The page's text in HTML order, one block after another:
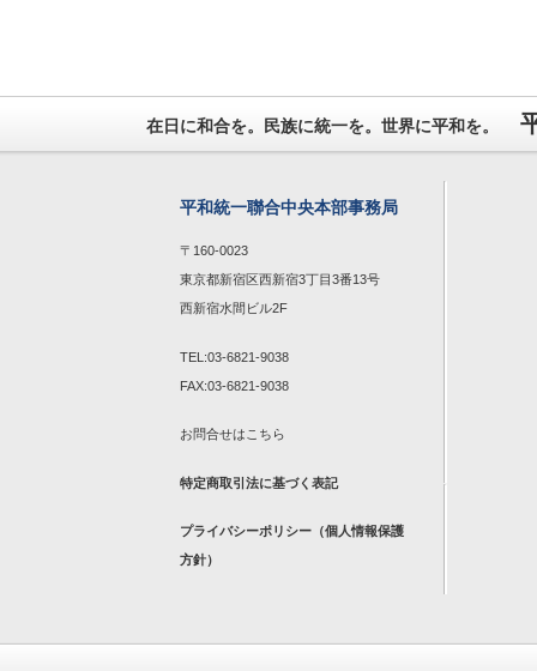
在日に和合を。民族に統一を。世界に平和を。
平和統一聯合中央本部事務局
〒160-0023
東京都新宿区西新宿3丁目3番13号
西新宿水間ビル2F
TEL:03-6821-9038
FAX:03-6821-9038
お問合せは こちら
特定商取引法に基づく表記
プライバシーポリシー（個人情報保護
方針）